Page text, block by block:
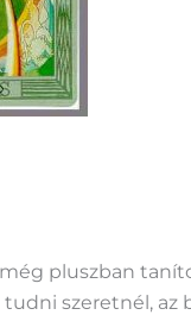
pluszban
szeretnél, az